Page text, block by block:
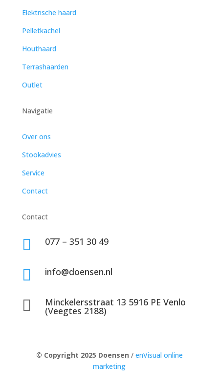
Elektrische haard
Pelletkachel
Houthaard
Terrashaarden
Outlet
Navigatie
Over ons
Stookadvies
Service
Contact
Contact
 077 – 351 30 49
 info@doensen.nl
 Minckelersstraat 13 5916 PE Venlo
(Veegtes 2188)
© Copyright 2025 Doensen / enVisual online
marketing